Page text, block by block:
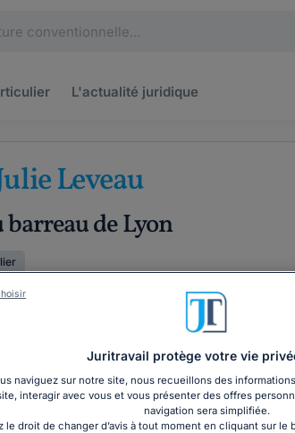
L'actualité juridique
Leveau
barreau de Lyon
Juritravail protège votre vie
naviguez sur notre site, nous recueillons des
interagir avec vous et vous présenter des offres
navigation sera simplifiée.
le droit de changer d’avis à tout moment en cliquant sur le